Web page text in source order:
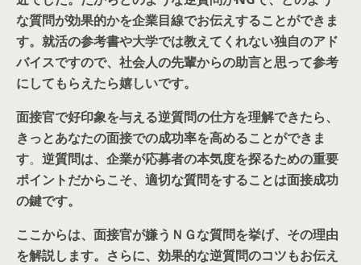
な質問が効果的かを企業目線でお伝えすることができま
す。就活の参考書や大学では教えてくれない独自のアド
バイスですので、社会人の先輩からの助言と思って参考
にしてもらえたら嬉しいです。
面接官で好印象を与える逆質問の仕方を理解できたら、
きっとあなたの面接での成功率を高めることができま
す。 逆質問は、企業が応募者の本気度を探るための重要
ポイントだからこそ、適切な質問をすることは面接成功
の鍵です。
ここからは、面接官が嫌うＮＧな質問を挙げ、その理由
を解説します。さらに、効果的な逆質問のコツもお伝え